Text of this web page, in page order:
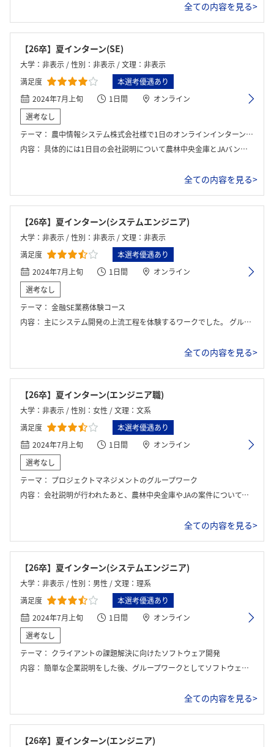
全ての内容を見る>
【26卒】夏インターン(SE)
大学：非表示 / 性別：非表示 / 文理：非表示
満足度
本選考優遇あり
2024年7月上旬
1日間
オンライン
選考なし
テーマ： 農中情報システム株式会社様で1日のオンラインインターンを行った。（先着順のインターン） インターンの主なテーマとしては会社の説明に加えて、農中情報システムで働くSEの業務体験（グループワーク）や現場で働くSEとの交流会であった。
内容： 具体的には1日目の会社説明について農林中央金庫とJAバンクの具体的な説明や行っていることを教えて頂いた後に、その上で農中情報システムが行っていることや業務、大切にしていること、強みについて教えて頂くことができた。次に具体的なワークとしては、農林中央金庫やJAバンク向けのシステム導入において、上流工程として携わる内容でした。
全ての内容を見る>
【26卒】夏インターン(システムエンジニア)
大学：非表示 / 性別：非表示 / 文理：非表示
満足度
本選考優遇あり
2024年7月上旬
1日間
オンライン
選考なし
テーマ： 金融SE業務体験コース
内容： 主にシステム開発の上流工程を体験するワークでした。 グループワークはは主に二つあり、どちらも答えを選択して得点を競い合います。
全ての内容を見る>
【26卒】夏インターン(エンジニア職)
大学：非表示 / 性別：女性 / 文理：文系
満足度
本選考優遇あり
2024年7月上旬
1日間
オンライン
選考なし
テーマ： プロジェクトマネジメントのグループワーク
内容： 会社説明が行われたあと、農林中央金庫やJAの案件について、納期や予算を守り、どのような機能を実装させるか検討を行うグループワークをしました。発表は特になく、全体で答え合わせをしました。
全ての内容を見る>
【26卒】夏インターン(システムエンジニア)
大学：非表示 / 性別：男性 / 文理：理系
満足度
本選考優遇あり
2024年7月上旬
1日間
オンライン
選考なし
テーマ： クライアントの課題解決に向けたソフトウェア開発
内容： 簡単な企業説明をした後、グループワークとしてソフトウェア開発を行った。ワークでは、JAと農林中央金庫それぞれに向けたソフトウェアを作るのだが、開発を進める上で必要な機能を選定する必要があった。結果発表で会社側が提示した解答に近いほど点数が高くなり、各グループ間で点数を競い合う形でワークは終了した。ワーク後は座談会や質問対応があり、17時半頃に全体のクロージングがあった。
全ての内容を見る>
【26卒】夏インターン(エンジニア)